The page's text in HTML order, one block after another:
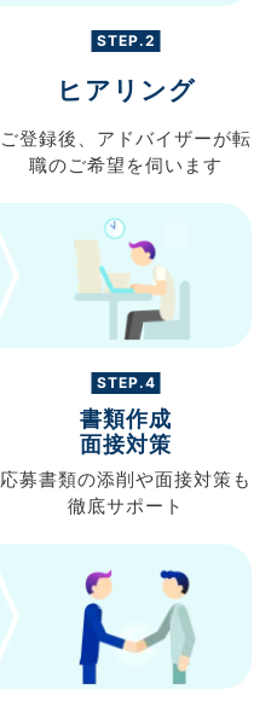
STEP.2
ヒアリング
ご登録後、 アドバイザーが転
職のご希望を伺います
STEP.4
書類作成
面接対策
応募書類の添削や面接対策も
徹底サポート